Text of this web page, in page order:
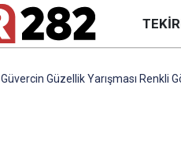
Güvercin Güzellik Yarışması Renkli